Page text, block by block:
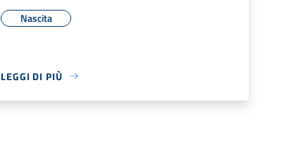
Nascita
LEGGI DI PIÙ